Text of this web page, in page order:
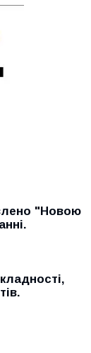
"Новою